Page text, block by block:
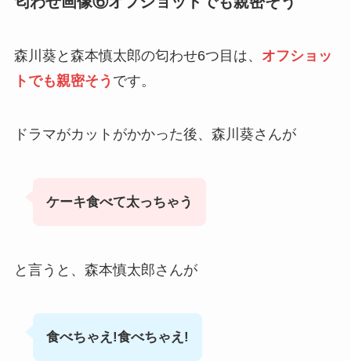
森川葵と森本慎太郎の匂わせ6つ目は、 オフショッ
トでも親密そう です。
ドラマがカットがかかった後、森川葵さんが
ケーキ食べて太っちゃう
と言うと、森本慎太郎さんが
食べちゃえ!食べちゃえ!